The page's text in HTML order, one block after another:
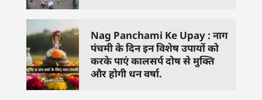
Nag Panchami Ke Upay : नाग
पंचमी के दिन इन विशेष उपायों को
करके पाएं कालसर्प दोष से मुक्ति
और होगी धन वर्षा.